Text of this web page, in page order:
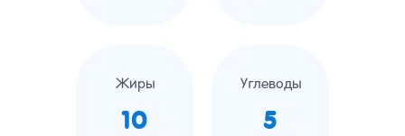
Жиры
10
Углеводы
5